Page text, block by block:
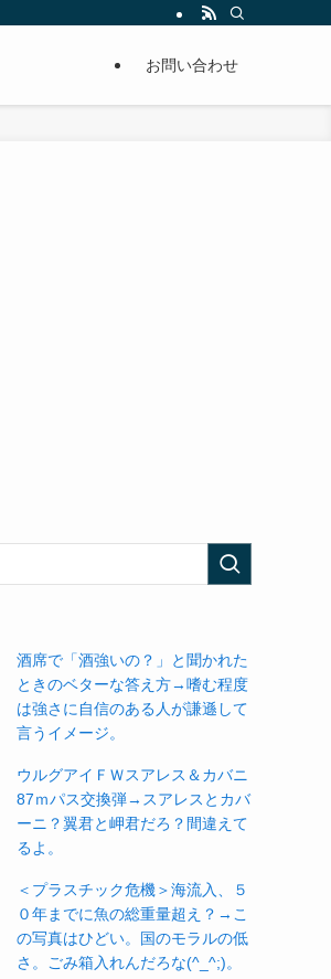
分かりやすくまとめています。
お問い合わせ
酒席で「酒強いの？」と聞かれた
ときのベターな答え方→嗜む程度
は強さに自信のある人が謙遜して
言うイメージ。
ウルグアイＦＷスアレス＆カバニ
87ｍパス交換弾→スアレスとカバ
ーニ？翼君と岬君だろ？間違えて
るよ。
＜プラスチック危機＞海流入、５
０年までに魚の総重量超え？→こ
の写真はひどい。国のモラルの低
さ。ごみ箱入れんだろな(^_^;)。